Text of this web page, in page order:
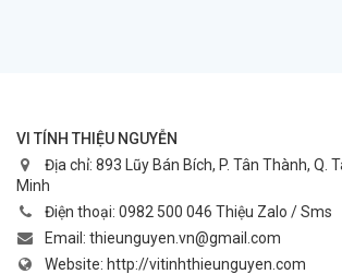
VI TÍNH THIỆU NGUYỄN
Địa chỉ: 893 Lũy Bán Bích, P. Tân Thành, Q.
Minh
Điện thoại: 0982 500 046 Thiệu Zalo / Sms
Email: thieunguyen.vn@gmail.com
Website: http://vitinhthieunguyen.com